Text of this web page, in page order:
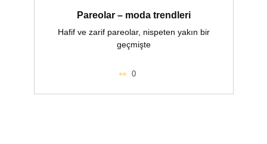
Pareolar – moda trendleri
Hafif ve zarif pareolar, nispeten yakın bir
geçmişte
0